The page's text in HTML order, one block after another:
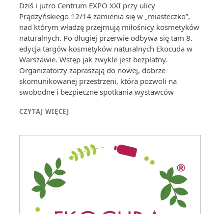
Dziś i jutro Centrum EXPO XXI przy ulicy
Prądzyńskiego 12/14 zamienia się w „miasteczko”,
nad którym władzę przejmują miłośnicy kosmetyków
naturalnych. Po długiej przerwie odbywa się tam 8.
edycja targów kosmetyków naturalnych Ekocuda w
Warszawie. Wstęp jak zwykle jest bezpłatny.
Organizatorzy zapraszają do nowej, dobrze
skomunikowanej przestrzeni, która pozwoli na
swobodne i bezpieczne spotkania wystawców
CZYTAJ WIĘCEJ